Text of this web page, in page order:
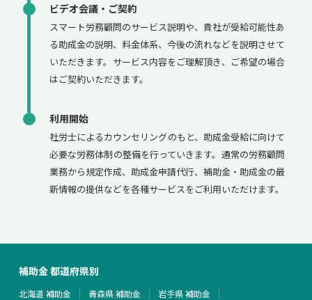
ビデオ会議・ご契約
スマート労務顧問のサービス説明や、貴社が受給可能性あ
る助成金の説明、料金体系、今後の流れなどを説明させて
いただきます。サービス内容をご理解頂き、ご希望の場合
はご契約いただきます。
利用開始
社労士によるカウンセリングのもと、助成金受給に向けて
必要な労務体制の整備を行っていきます。通常の労務顧問
業務から規定作成、助成金申請代行、補助金・助成金の最
新情報の提供などを各種サービスをご利用いただけます。
補助金 都道府県別
北海道 補助金 青森県 補助金
岩手県 補助金